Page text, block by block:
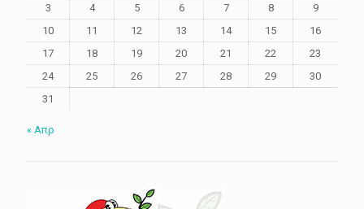
3
4 5 6 7 8
9
10
11 12 13 14 15
16
17
18 19 20 21 22
23
24
25 26 27 28 29
30
31
« Απρ